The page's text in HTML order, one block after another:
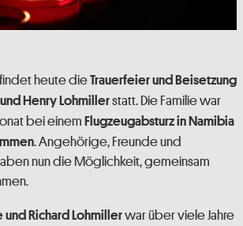
findet heute dieTrauerfeier und Beisetzung
Henry Lohmillerstatt. Die Familie war
bei einem Flugzeugabsturz in Namibia
. Angehörige, Freunde und
nun die Möglichkeit, gemeinsam
und Richard Lohmillerwar über viele Jahre